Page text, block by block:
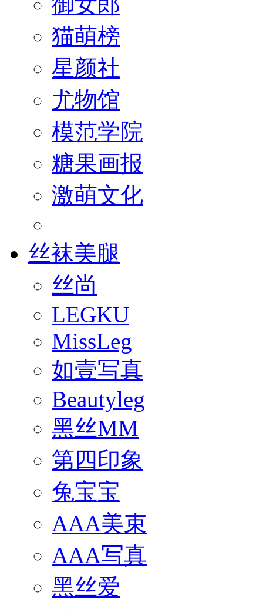
猫萌榜
星颜社
尤物馆
模范学院
糖果画报
激萌文化
丝袜美腿
丝尚
LEGKU
MissLeg
如壹写真
Beautyleg
黑丝MM
第四印象
兔宝宝
AAA美束
AAA写真
黑丝爱